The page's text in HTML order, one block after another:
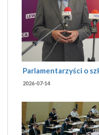
Parlamentarzyści o
2026-07-14